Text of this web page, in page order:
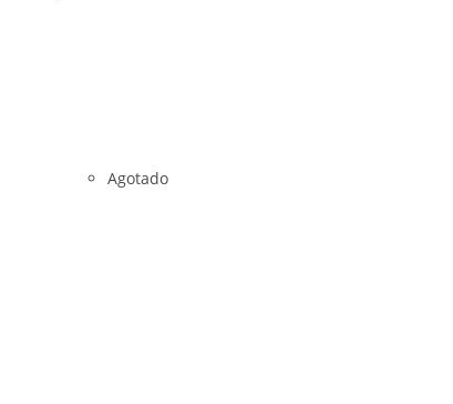
Agotado